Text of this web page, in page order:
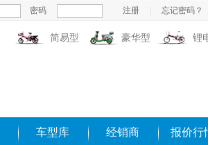
密码 注册 忘记密码？
简易型 豪华型 锂
车型库 经销商 报价行